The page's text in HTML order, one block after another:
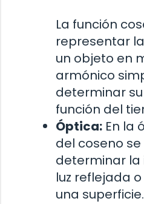
La función
representar
un objeto en
armónico
determinar
función del
Óptica: En la
del coseno
determinar la
luz reflejada
una superficie.